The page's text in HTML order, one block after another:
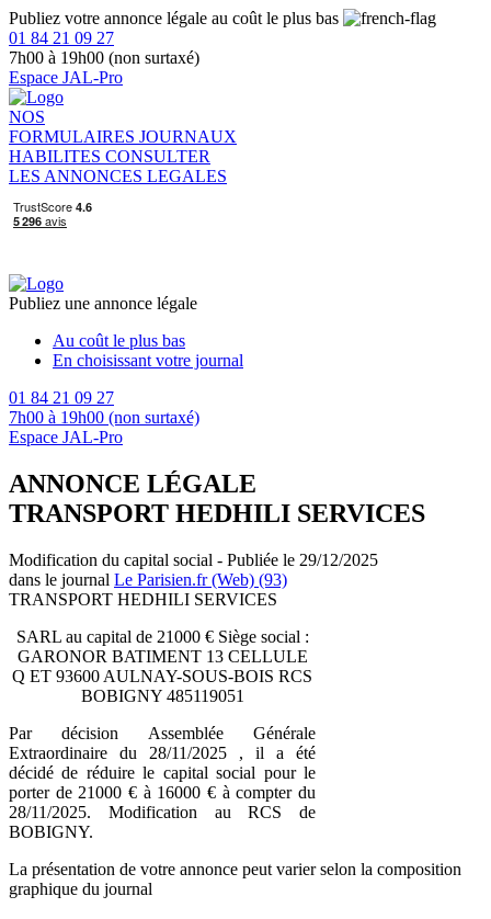
Publiez votre annonce légale au coût le plus bas
01 84 21 09 27
7h00 à 19h00 (non surtaxé)
Espace JAL-Pro
NOS
FORMULAIRES JOURNAUX
HABILITES CONSULTER
LES ANNONCES LEGALES
Publiez une annonce légale
Au coût le plus bas
En choisissant votre journal
01 84 21 09 27
7h00 à 19h00 (non surtaxé)
Espace JAL-Pro
ANNONCE LÉGALE
TRANSPORT HEDHILI SERVICES
Modification du capital social - Publiée le 29/12/2025
dans le journal Le Parisien.fr (Web) (93)
TRANSPORT HEDHILI SERVICES
SARL au capital de 21000 € Siège social :
GARONOR BATIMENT 13 CELLULE
Q ET 93600 AULNAY-SOUS-BOIS RCS
BOBIGNY 485119051
Par décision Assemblée Générale
Extraordinaire du 28/11/2025 , il a été
décidé de réduire le capital social pour le
porter de 21000 € à 16000 € à compter du
28/11/2025. Modification au RCS de
BOBIGNY.
La présentation de votre annonce peut varier selon la composition
graphique du journal